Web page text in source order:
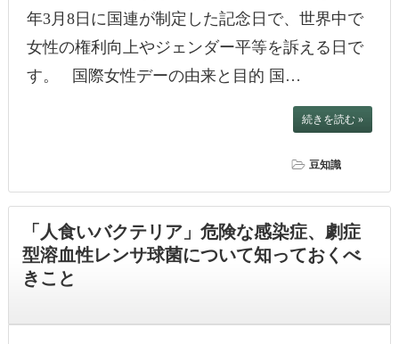
年3月8日に国連が制定した記念日で、世界中で
女性の権利向上やジェンダー平等を訴える日で
す。 国際女性デーの由来と目的 国…
続きを読む »
豆知識
「人食いバクテリア」危険な感染症、劇症
型溶血性レンサ球菌について知っておくべ
きこと